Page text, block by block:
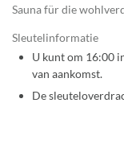
Sauna für die
Sleutelinformatie
U kunt om 16:00
van aankomst.
De